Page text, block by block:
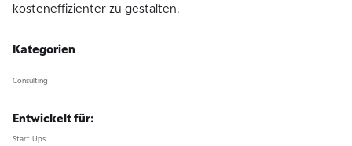
kosteneffizienter zu gestalten.
Kategorien
Consulting
Entwickelt für:
Start Ups